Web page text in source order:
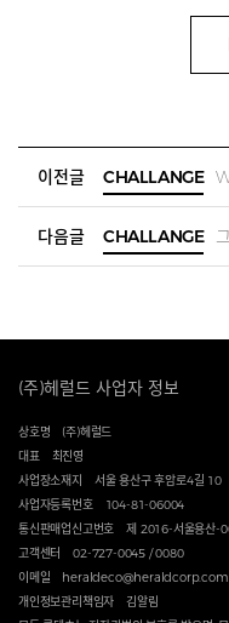
이전글 CHALLANGE
다음글 CHALLANGE
(주)헤럴드 사업자 정보
상호명
(주)헤럴드
대표
최진영
사업장소재지
서울 용산구 후암로4길 10
사업자등록번호
104-81-06004
통신판매업신고번호
제 2016-서울용산-
고객센터
02-727-0045 / 0080
이메일
heraldeco@heraldcorp.com
개인정보관리책임자
김알림